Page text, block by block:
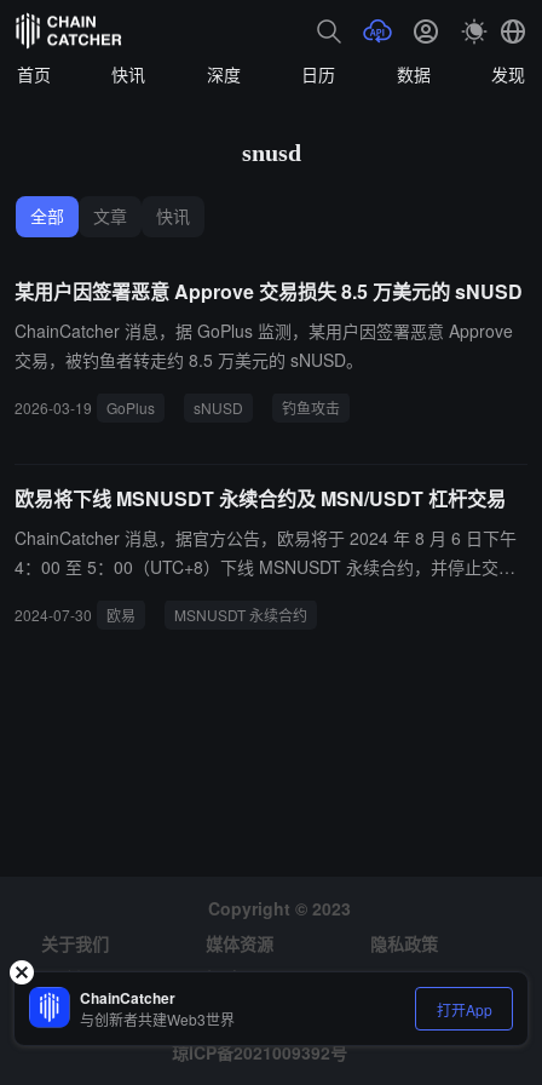
首页 快讯 深度 日历 数据 发现
snusd
全部 文章 快讯
某用户因签署恶意 Approve 交易损失 8.5 万美元的 sNUSD
ChainCatcher 消息，据 GoPlus 监测，某用户因签署恶意 Approve
交易，被钓鱼者转走约 8.5 万美元的 sNUSD。
2026-03-19 GoPlus sNUSD 钓鱼攻击
欧易将下线 MSNUSDT 永续合约及 MSN/USDT 杠杆交易
ChainCatcher 消息，据官方公告，欧易将于 2024 年 8 月 6 日下午
4：00 至 5：00（UTC+8）下线 MSNUSDT 永续合约，并停止交
务将于 2024 年 7 月 30 日下午 2：00 停止借币功能，并于 8 月 5 日
2024-07-30 欧易 MSNUSDT 永续合约
Copyright © 2023
关于我们
媒体资源
隐私政策
风险提示
招聘
琼ICP备2021009392号
ChainCatcher
与创新者共建Web3世界 打开App